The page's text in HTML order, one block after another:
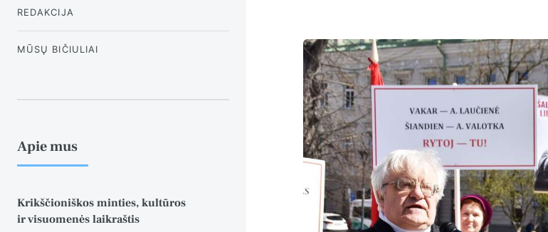
REDAKCIJA
MŪSŲ BIČIULIAI
Apie mus
Krikščioniškos minties, kultūros
ir visuomenės laikraštis